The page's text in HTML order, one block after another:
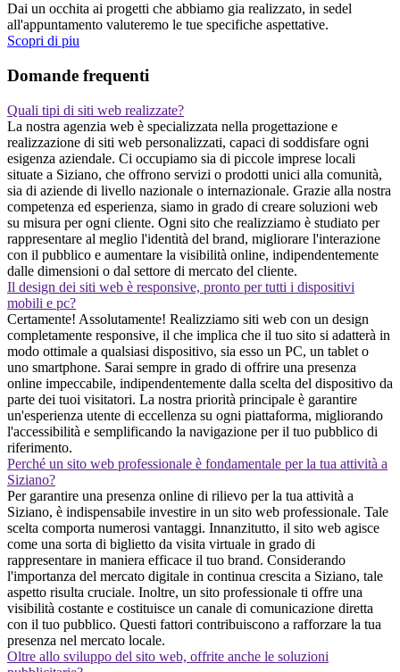
Dai un occhita ai progetti che abbiamo gia realizzato, in sedel
all'appuntamento valuteremo le tue specifiche aspettative.
Scopri di piu
Domande frequenti
Quali tipi di siti web realizzate?
La nostra agenzia web è specializzata nella progettazione e
realizzazione di siti web personalizzati, capaci di soddisfare ogni
esigenza aziendale. Ci occupiamo sia di piccole imprese locali
situate a Siziano, che offrono servizi o prodotti unici alla comunità,
sia di aziende di livello nazionale o internazionale. Grazie alla nostra
competenza ed esperienza, siamo in grado di creare soluzioni web
su misura per ogni cliente. Ogni sito che realizziamo è studiato per
rappresentare al meglio l'identità del brand, migliorare l'interazione
con il pubblico e aumentare la visibilità online, indipendentemente
dalle dimensioni o dal settore di mercato del cliente.
Il design dei siti web è responsive, pronto per tutti i dispositivi
mobili e pc?
Certamente! Assolutamente! Realizziamo siti web con un design
completamente responsive, il che implica che il tuo sito si adatterà in
modo ottimale a qualsiasi dispositivo, sia esso un PC, un tablet o
uno smartphone. Sarai sempre in grado di offrire una presenza
online impeccabile, indipendentemente dalla scelta del dispositivo da
parte dei tuoi visitatori. La nostra priorità principale è garantire
un'esperienza utente di eccellenza su ogni piattaforma, migliorando
l'accessibilità e semplificando la navigazione per il tuo pubblico di
riferimento.
Perché un sito web professionale è fondamentale per la tua attività a
Siziano?
Per garantire una presenza online di rilievo per la tua attività a
Siziano, è indispensabile investire in un sito web professionale. Tale
scelta comporta numerosi vantaggi. Innanzitutto, il sito web agisce
come una sorta di biglietto da visita virtuale in grado di
rappresentare in maniera efficace il tuo brand. Considerando
l'importanza del mercato digitale in continua crescita a Siziano, tale
aspetto risulta cruciale. Inoltre, un sito professionale ti offre una
visibilità costante e costituisce un canale di comunicazione diretta
con il tuo pubblico. Questi fattori contribuiscono a rafforzare la tua
presenza nel mercato locale.
Oltre allo sviluppo del sito web, offrite anche le soluzioni